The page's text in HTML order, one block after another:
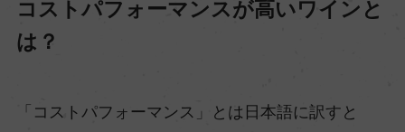
コストパフォーマンスが高いワインと
は？
「コストパフォーマンス」とは日本語に訳すと